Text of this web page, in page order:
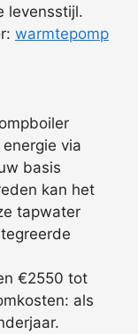
levensstijl.
warmtepomp
via
basis
kan het
tapwater
€2550 tot
als